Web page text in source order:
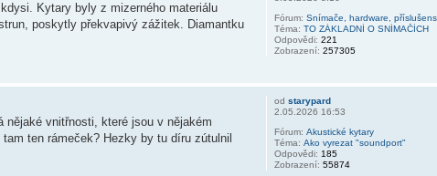
Fórum:Snímače, hardware,
Téma:TO ZÁKLADNÍ O SNÍMAČÍCH
Odpovědi:221
Zobrazení:257305
Kytary byly z mizerného materiálu
poskytly překvapivý zážitek. Diamantku
odstarypard
2.05.2026 16:53
Fórum:Akustické kytary
Téma:Ako vyrezat "soundport"
Odpovědi: 185
Zobrazení:55874
nějaké vnitřnosti, které jsou v nějakém
ten rámeček? Hezky by tu díru zútulnil